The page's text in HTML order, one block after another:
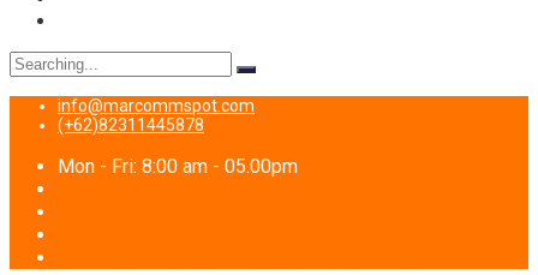
Search
for:
info@marcommspot.com
(+62)82311445878
Mon - Fri: 8:00 am - 05.00pm